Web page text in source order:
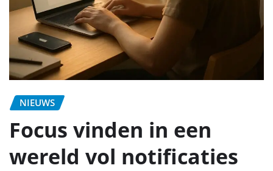
NIEUWS
Focus vinden in een
wereld vol notificaties